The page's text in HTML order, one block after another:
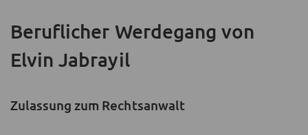
Beruflicher Werdegang von
Elvin Jabrayil
Zulassung zum Rechtsanwalt